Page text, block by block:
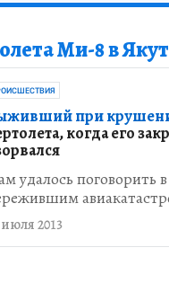
Ми-8 в
при
когда его
удалось поговорить
июля 2013